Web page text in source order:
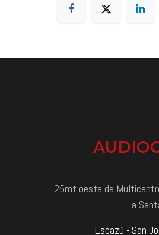
25mt oeste de
a
Escazú - San